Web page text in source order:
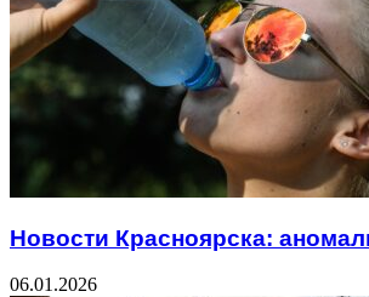
Новости Красноярска:
06.01.2026